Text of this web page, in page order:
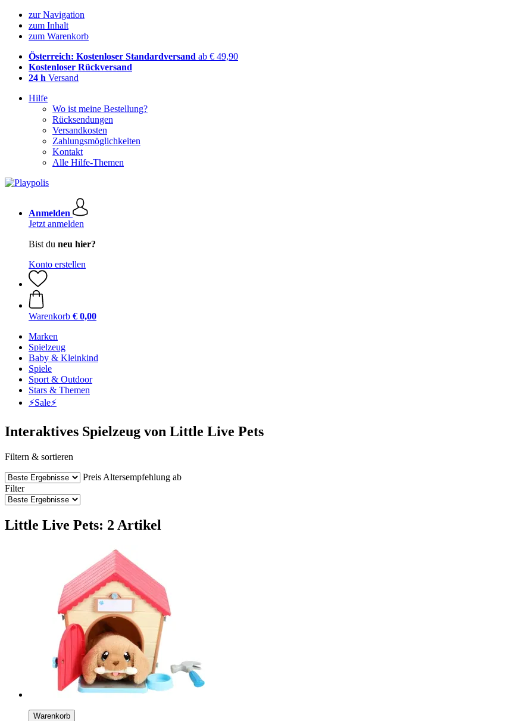
zur Navigation
zum Inhalt
zum Warenkorb
Österreich: Kostenloser Standardversand ab € 49,90
Kostenloser Rückversand
24 h Versand
Hilfe
Wo ist meine Bestellung?
Rücksendungen
Versandkosten
Zahlungsmöglichkeiten
Kontakt
Alle Hilfe-Themen
Anmelden
Jetzt anmelden
Bist du neu hier?
Konto erstellen
Warenkorb € 0,00
Marken
Spielzeug
Baby & Kleinkind
Spiele
Sport & Outdoor
Stars & Themen
⚡️Sale⚡️
Interaktives Spielzeug von Little Live Pets
Filtern & sortieren
Preis Altersempfehlung ab
Filter
Little Live Pets: 2 Artikel
Warenkorb